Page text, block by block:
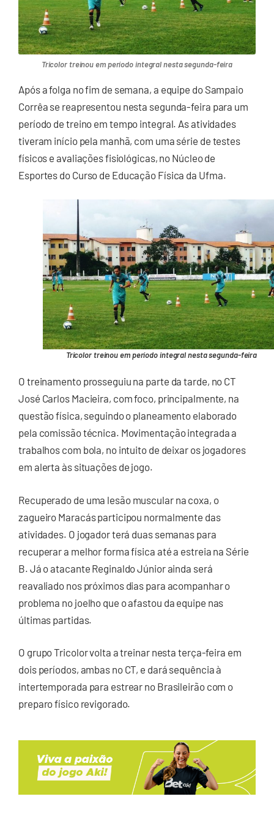
Tricolor treinou em período integral nesta segunda-feira
Após a folga no fim de semana, a equipe do Sampaio
Corrêa se reapresentou nesta segunda-feira para um
período de treino em tempo integral. As atividades
tiveram início pela manhã, com uma série de testes
físicos e avaliações fisiológicas, no Núcleo de
Esportes do Curso de Educação Física da Ufma.
Tricolor treinou em período integral nesta segunda-feira
O treinamento prosseguiu na parte da tarde, no CT
José Carlos Macieira, com foco, principalmente, na
questão física, seguindo o planeamento elaborado
pela comissão técnica. Movimentação integrada a
trabalhos com bola, no intuito de deixar os jogadores
em alerta às situações de jogo.
Recuperado de uma lesão muscular na coxa, o
zagueiro Maracás participou normalmente das
atividades. O jogador terá duas semanas para
recuperar a melhor forma física até a estreia na Série
B. Já o atacante Reginaldo Júnior ainda será
reavaliado nos próximos dias para acompanhar o
problema no joelho que o afastou da equipe nas
últimas partidas.
O grupo Tricolor volta a treinar nesta terça-feira em
dois períodos, ambas no CT, e dará sequência à
intertemporada para estrear no Brasileirão com o
preparo físico revigorado.